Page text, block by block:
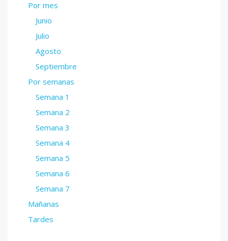
Por mes
Junio
Julio
Agosto
Septiembre
Por semanas
Semana 1
Semana 2
Semana 3
Semana 4
Semana 5
Semana 6
Semana 7
Mañanas
Tardes